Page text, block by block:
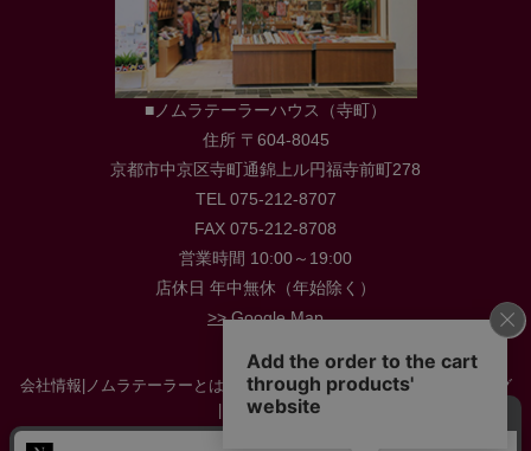
■ノムラテーラーハウス（寺町）
住所 〒604-8045
京都市中京区寺町通錦上ル円福寺前町278
TEL 075-212-8707
FAX 075-212-8708
営業時間 10:00～19:00
店休日 年中無休（年始除く）
>> Google Map
会社情報 ノムラテーラーとは 店舗情報|採用情報|お役立ち情報・ブログ
お問い合わせ